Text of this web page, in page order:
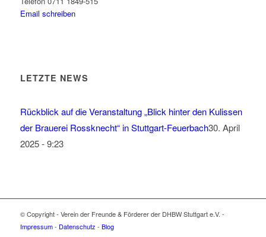
Email schreiben
LETZTE NEWS
Rückblick auf die Veranstaltung „Blick hinter den Kulissen
der Brauerei Rossknecht“ in Stuttgart-Feuerbach30. April
2025 - 9:23
© Copyright - Verein der Freunde & Förderer der DHBW Stuttgart e.V. -
Impressum- Datenschutz - Blog